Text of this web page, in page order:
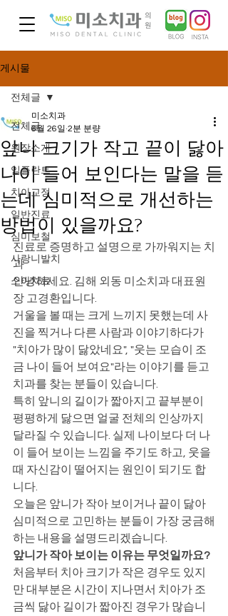
게시물
전체글
원장소개
임플란트
치아교정
일반진료
심미보철
사랑니발치
소아치료
전체글
앞니 크기가 작고 끝이 닳아
나이 들어 보인다는 말을 듣
는데 심미적으로 개선하는
방법이 있을까요?
미소치과
6월 26일 2분 분량
진료로 증명하고 설명으로 가까워지는 치
과
안녕하세요. 김해 외동 미소치과 대표원
장 고경환입니다.
거울을 볼 때는 크게 느끼지 못했는데 사
진을 찍거나 다른 사람과 이야기하다가
"치아가 많이 닳았네요", "웃는 모습이 조
금 나이 들어 보여요"라는 이야기를 듣고
치과를 찾는 분들이 있습니다.
특히 앞니의 길이가 짧아지고 끝부분이
평평하게 닳으면 얼굴 전체의 인상까지
달라질 수 있습니다. 실제 나이보다 더 나
이 들어 보이는 느낌을 주기도 하고, 웃을
때 자신감이 떨어지는 원인이 되기도 합
니다.
오늘은 앞니가 작아 보이거나 끝이 닳아
심미적으로 고민하는 분들이 가장 궁금해
하는 내용을 설명드리겠습니다.
앞니가 작아 보이는 이유는 무엇일까요?
처음부터 치아 크기가 작은 경우도 있지
만 대부분은 시간이 지나면서 치아가 조
금씩 닳아 길이가 짧아진 경우가 많습니